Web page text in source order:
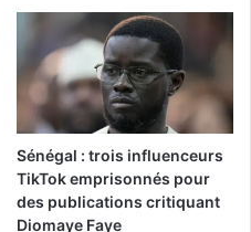
Sénégal : trois influenceurs
TikTok emprisonnés pour
des publications critiquant
Diomaye Faye